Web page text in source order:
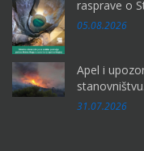
rasprave o
05.08.2026
Apel i
31.07.2026